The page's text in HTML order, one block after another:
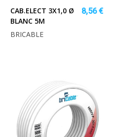
CAB.ELECT 3X1,0 Ø
BLANC 5M
8,56 €
BRICABLE